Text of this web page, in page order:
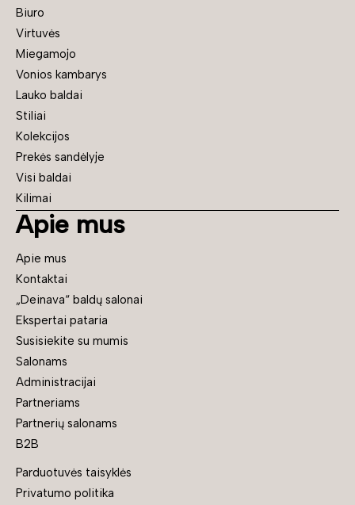
Biuro
Virtuvės
Miegamojo
Vonios kambarys
Lauko baldai
Stiliai
Kolekcijos
Prekės sandėlyje
Visi baldai
Kilimai
Apie mus
Apie mus
Kontaktai
„Deinava“ baldų salonai
Ekspertai pataria
Susisiekite su mumis
Salonams
Administracijai
Partneriams
Partnerių salonams
B2B
Parduotuvės taisyklės
Privatumo politika